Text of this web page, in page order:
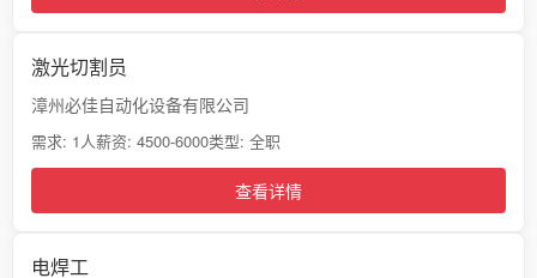
激光切割员
漳州必佳自动化设备有限公司
需求: 1人薪资: 4500-6000类型: 全职
查看详情
电焊工